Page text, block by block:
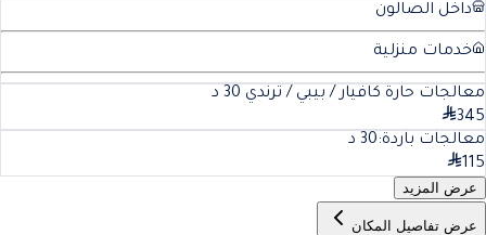
داخل الصالون
خدمات منزلية
معالجات حارة كافيار / بيبي / ترندي 30 د
345
معالجات باردة:30 د
115
عرض المزيد
عرض تفاصيل المكان